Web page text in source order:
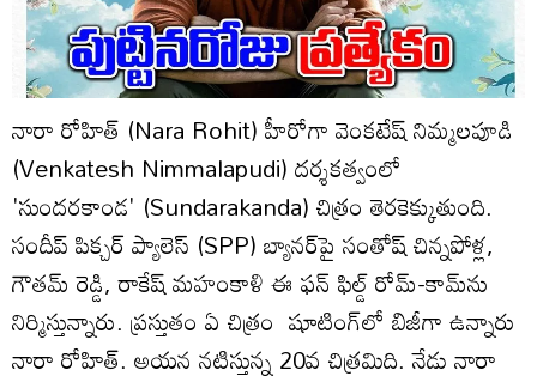
నారా రోహిత్ (Nara Rohit) హీరోగా వెంకటేష్ నిమ్మలపూడి
(Venkatesh Nimmalapudi) దర్శకత్వంలో
'సుందరకాండ' (Sundarakanda) చిత్రం తెరకెక్కుతుంది.
సందీప్ పిక్చర్ ప్యాలెస్ (SPP) బ్యానర్‌పై సంతోష్ చిన్నపోళ్ల,
గౌతమ్ రెడ్డి, రాకేష్ మహంకాళి ఈ ఫన్ ఫిల్డ్ రోమ్-కామ్‌ను
నిర్మిస్తున్నారు. ప్రస్తుతం ఏ చిత్రం షూటింగ్‌లో బిజీగా ఉన్నారు
నారా రోహిత్. అయన నటిస్తున్న 20వ చిత్రమిది. నేడు నారా